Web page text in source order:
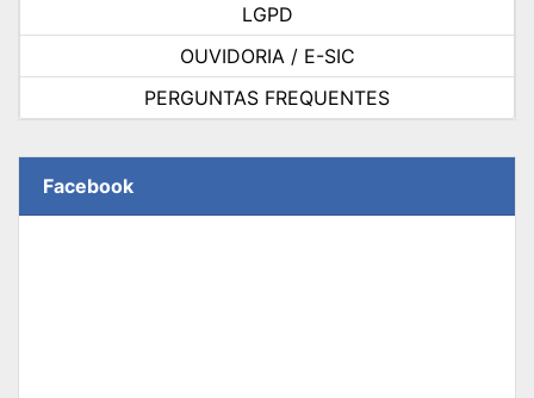
LGPD
OUVIDORIA / E-SIC
PERGUNTAS FREQUENTES
Facebook